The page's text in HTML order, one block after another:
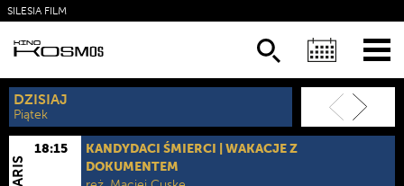
SILESIA FILM
KSIĄŻKI
NEWSLETTER
DZISIAJ
Piątek
JUTRO
Sobota
18:15
KANDYDACI ŚMIERCI | WAKACJE Z
DOKUMENTEM